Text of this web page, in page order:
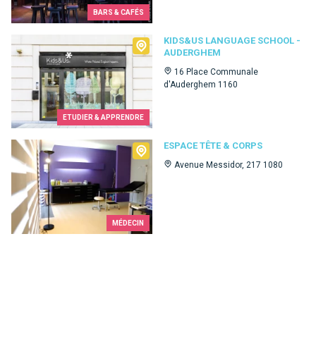
BARS & CAFÉS
ETUDIER & APPRENDRE
KIDS&US LANGUAGE SCHOOL -
AUDERGHEM
16 Place Communale
d'Auderghem 1160
Kids&Us language school - Auderghem
MÉDECIN
ESPACE TÊTE & CORPS
Avenue Messidor, 217 1080
Espace Tête & Corps